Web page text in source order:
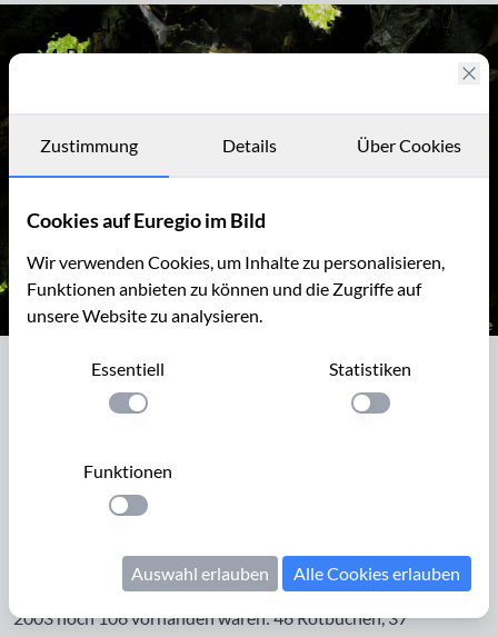
EUREGIO
IM BILD
Archiv
Kontakt
Archiv 12636
Bizarr, ausgehöhlt, aber immer noch
vital: Linde in der Baumallee von
Um 1662 baute der Reichfreiherr Johann Lothar Waldbott
Entlang dem Weg vom Bassenheimer Wald zur Kapelle ließ
er eine Allee von rund 150 Bäumen pflanzen, von denen
2003 noch 106 vorhanden waren: 46 Rotbuchen, 37
Zustimmung Details Über Cookies
Cookies auf Euregio im Bild
Wir verwenden Cookies, um Inhalte zu personalisieren,
Funktionen anbieten zu können und die Zugriffe auf
unsere Website zu analysieren.
Essentiell
Einstellung anwenden
Statistiken
Einstellung
Funktionen
Einstellung anwenden
Auswahl erlauben Alle Cookies erlauben